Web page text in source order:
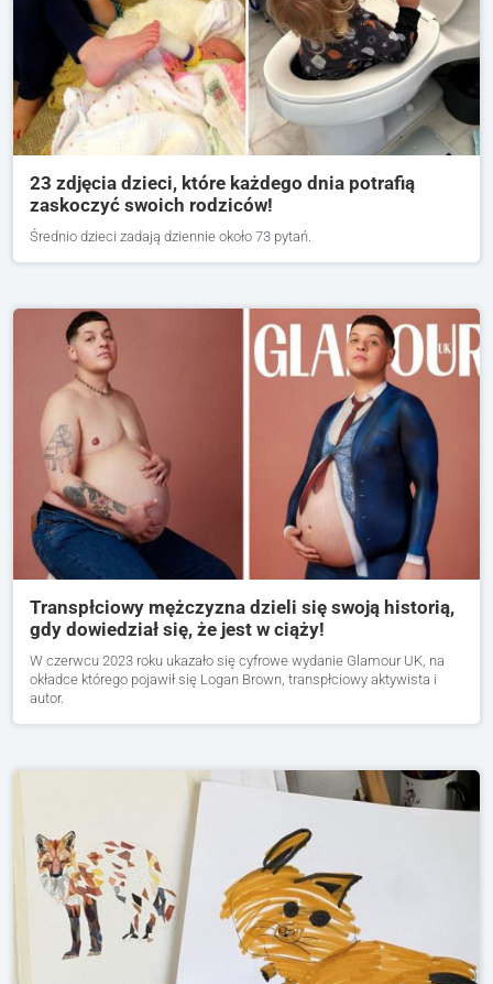
23 zdjęcia dzieci, które każdego dnia potrafią
zaskoczyć swoich rodziców!
Średnio dzieci zadają dziennie około 73 pytań.
Transpłciowy mężczyzna dzieli się swoją historią,
gdy dowiedział się, że jest w ciąży!
W czerwcu 2023 roku ukazało się cyfrowe wydanie Glamour UK, na
okładce którego pojawił się Logan Brown, transpłciowy aktywista i
autor.